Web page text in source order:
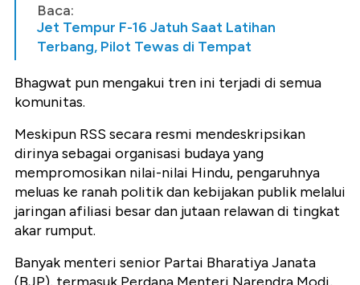
Baca:
Jet Tempur F-16 Jatuh Saat Latihan
Terbang, Pilot Tewas di Tempat
Bhagwat pun mengakui tren ini terjadi di semua
komunitas.
Meskipun RSS secara resmi mendeskripsikan
dirinya sebagai organisasi budaya yang
mempromosikan nilai-nilai Hindu, pengaruhnya
meluas ke ranah politik dan kebijakan publik melalui
jaringan afiliasi besar dan jutaan relawan di tingkat
akar rumput.
Banyak menteri senior Partai Bharatiya Janata
(BJP), termasuk Perdana Menteri Narendra Modi,